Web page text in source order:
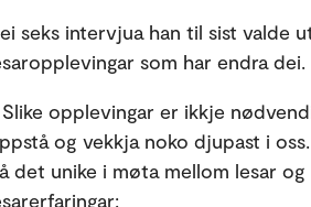
seks intervjua han til sist valde
som har endra dei.
opplevingar er ikkje
og vekkja noko djupast i
det unike i møta mellom lesar